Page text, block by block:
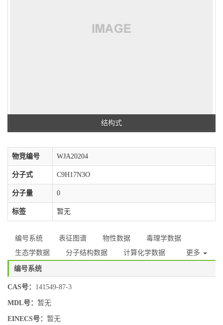
结构式
物竞编号 WJA20204
分子式 C9H17N3O
分子量 0
标签 暂无
编号系统 表征图谱 物性数据
毒理学数据
生态学数据
分子结构数据 计算化学数据 更多
编号系统
CAS号： 141549-87-3
MDL号： 暂无
EINECS号： 暂无